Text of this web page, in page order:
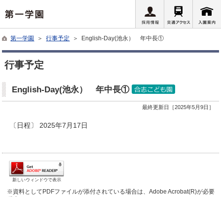
第一学園 ＞行事予定 ＞ English-Day(池永） 年中長①
行事予定
English-Day(池永） 年中長①
最終更新日［2025年5月9日］
〔日程〕 2025年7月17日
新しいウィンドウで表示
※資料としてPDFファイルが添付されている場合は、Adobe Acrobat(R)が必要